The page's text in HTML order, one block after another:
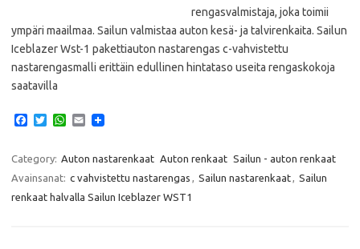
rengasvalmistaja, joka toimii
ympäri maailmaa. Sailun valmistaa auton kesä- ja talvirenkaita. Sailun
Iceblazer Wst-1 pakettiauton nastarengas c-vahvistettu
nastarengasmalli erittäin edullinen hintataso useita rengaskokoja
saatavilla
e
b
o
o
T
t
e
r
W
t
A
p
E
i
Category: Auton nastarenkaat Auton renkaat Sailun - auton renkaat
Avainsanat: c vahvistettu nastarengas Sailun nastarenkaat
Sailun
renkaat halvalla Sailun Iceblazer WST1